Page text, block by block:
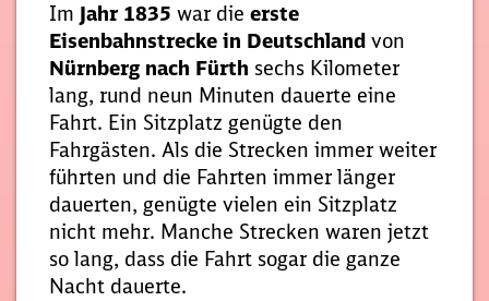
Im Jahr 1835 war die erste
Eisenbahnstrecke in Deutschland von
Nürnberg nach Fürth sechs Kilometer
lang, rund neun Minuten dauerte eine
Fahrt. Ein Sitzplatz genügte den
Fahrgästen. Als die Strecken immer weiter
führten und die Fahrten immer länger
dauerten, genügte vielen ein Sitzplatz
nicht mehr. Manche Strecken waren jetzt
so lang, dass die Fahrt sogar die ganze
Nacht dauerte.